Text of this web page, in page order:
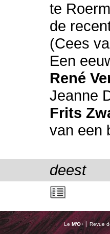
te
de
(Cees
Een
René
Jeanne
Frits
van een
deest
Le M'O+ ⎢ Revue